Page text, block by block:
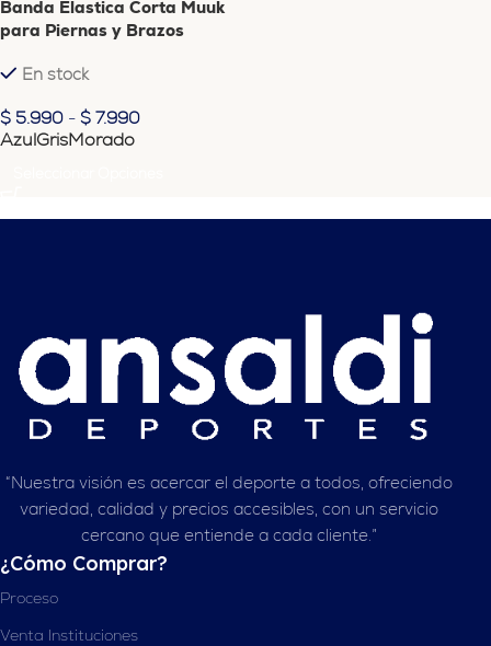
Banda Elastica Corta Muuk
para Piernas y Brazos
En stock
$ 5.990 - $ 7.990
AzulGrisMorado
“Nuestra visión es acercar el deporte a todos, ofreciendo
variedad, calidad y precios accesibles, con un servicio
cercano que entiende a cada cliente.”
¿Cómo Comprar?
Proceso
Venta Instituciones